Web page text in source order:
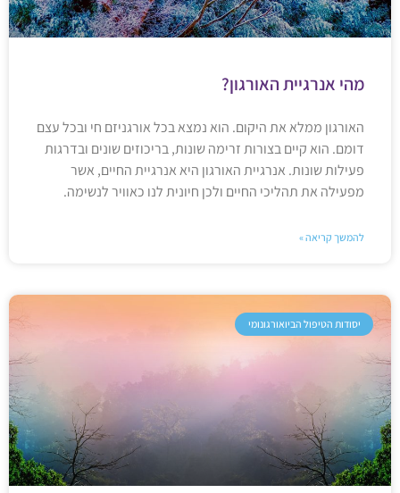
מהי אנרגיית האורגון?
האורגון ממלא את היקום. הוא נמצא בכל אורגניזם חי ובכל עצם
דומם. הוא קיים בצורות זרימה שונות, בריכוזים שונים ובדרגות
פעילות שונות. אנרגיית האורגון היא אנרגיית החיים, אשר
מפעילה את תהליכי החיים ולכן חיונית לנו כאוויר לנשימה.
להמשך קריאה »
יסודות הטיפול הביואורגונומי